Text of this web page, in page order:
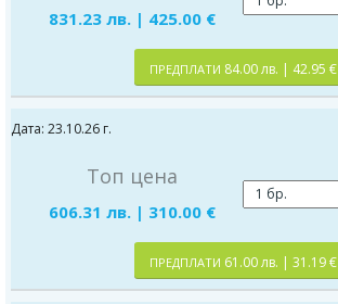
831.23 лв. | 425.00 €
ПРЕДПЛАТИ 84.00 лв. | 42.95 €
Дата: 23.10.26 г.
Топ цена
606.31 лв. | 310.00 €
ПРЕДПЛАТИ 61.00 лв. | 31.19 €